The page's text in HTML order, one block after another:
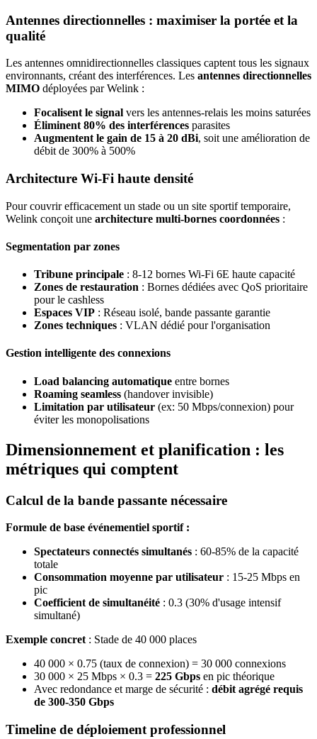
Antennes directionnelles : maximiser la portée et la
qualité
Les antennes omnidirectionnelles classiques captent tous les signaux
environnants, créant des interférences. Les antennes directionnelles
MIMO déployées par Welink :
Focalisent le signal vers les antennes-relais les moins saturées
Éliminent 80% des interférences parasites
Augmentent le gain de 15 à 20 dBi, soit une amélioration de
débit de 300% à 500%
Architecture Wi-Fi haute densité
Pour couvrir efficacement un stade ou un site sportif temporaire,
Welink conçoit une architecture multi-bornes coordonnées :
Segmentation par zones
Tribune principale : 8-12 bornes Wi-Fi 6E haute capacité
Zones de restauration : Bornes dédiées avec QoS prioritaire
pour le cashless
Espaces VIP : Réseau isolé, bande passante garantie
Zones techniques : VLAN dédié pour l'organisation
Gestion intelligente des connexions
Load balancing automatique entre bornes
Roaming seamless (handover invisible)
Limitation par utilisateur (ex: 50 Mbps/connexion) pour
éviter les monopolisations
Dimensionnement et planification : les
métriques qui comptent
Calcul de la bande passante nécessaire
Formule de base événementiel sportif :
Spectateurs connectés simultanés : 60-85% de la capacité
totale
Consommation moyenne par utilisateur : 15-25 Mbps en
pic
Coefficient de simultanéité : 0.3 (30% d'usage intensif
simultané)
Exemple concret : Stade de 40 000 places
40 000 × 0.75 (taux de connexion) = 30 000 connexions
30 000 × 25 Mbps × 0.3 = 225 Gbps en pic théorique
Avec redondance et marge de sécurité : débit agrégé requis
de 300-350 Gbps
Timeline de déploiement professionnel